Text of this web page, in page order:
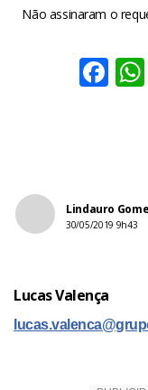
Não assinaram o
Lindauro
30/05/2019 9h43
Lucas Valença